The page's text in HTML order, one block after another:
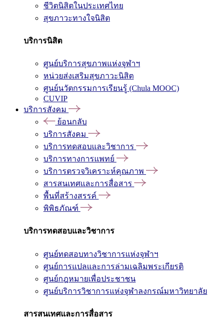
ชีวิตนิสิตในประเทศไทย
สุขภาวะทางใจนิสิต
บริการนิสิต
ศูนย์บริการสุขภาพแห่งจุฬาฯ
หน่วยส่งเสริมสุขภาวะนิสิต
ศูนย์นวัตกรรมการเรียนรู้ (Chula MOOC)
CUVIP
บริการสังคม
ย้อนกลับ
บริการสังคม
บริการทดสอบและวิชาการ
บริการทางการแพทย์
บริการตรวจวิเคราะห์คุณภาพ
สารสนเทศและการสื่อสาร
พื้นที่สร้างสรรค์
พิพิธภัณฑ์
บริการทดสอบและวิชาการ
ศูนย์ทดสอบทางวิชาการแห่งจุฬาฯ
ศูนย์การแปลและการล่ามเฉลิมพระเกียรติ
ศูนย์กฎหมายเพื่อประชาชน
ศูนย์บริการวิชาการแห่งจุฬาลงกรณ์มหาวิทยาลัย
สารสนเทศและการสื่อสาร